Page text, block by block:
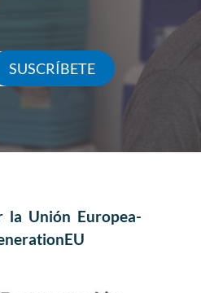
SUSCRÍBETE
la Unión Europea-